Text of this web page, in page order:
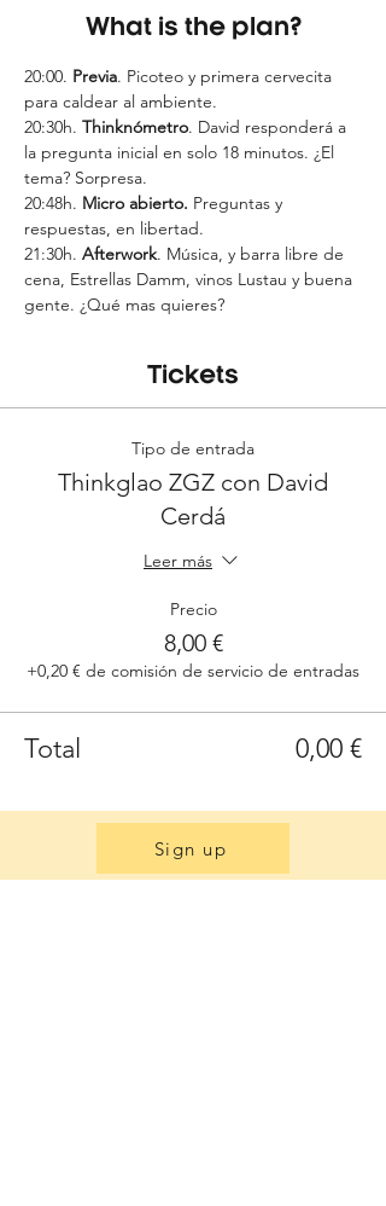
What is the plan?
20:00. Previa. Picoteo y primera cervecita
para caldear al ambiente.
20:30h. Thinknómetro. David responderá a
la pregunta inicial en solo 18 minutos. ¿El
tema? Sorpresa.
20:48h. Micro abierto. Preguntas y
respuestas, en libertad.
21:30h. Afterwork. Música, y barra libre de
cena, Estrellas Damm, vinos Lustau y buena
gente. ¿Qué mas quieres?
Tickets
Tipo de entrada
Thinkglao ZGZ con David
Cerdá
Leer más
Precio
8,00 €
+0,20 € de comisión de servicio de entradas
Total 0,00 €
Sign up